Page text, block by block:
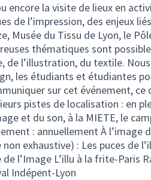
encore la visite de lieux en
de l’impression, des enjeux
Musée du Tissu de Lyon, le
thématiques sont
de l’illustration, du textile.
les étudiants et étudiantes
sur cet événement,
pistes de localisation : en
et du son, à la MIETE, le
: annuellement À l’image
exhaustive) : Les puces de
l’Image L’illu à la frite-Paris
Indépent-Lyon